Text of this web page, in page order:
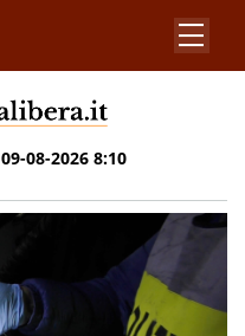
09-08-2026 8:10